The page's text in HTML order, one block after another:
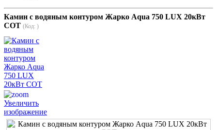
Камин с водяным контуром Жарко Aqua 750 LUX 20кВт
СОТ (Код: )
Увеличить
изображение